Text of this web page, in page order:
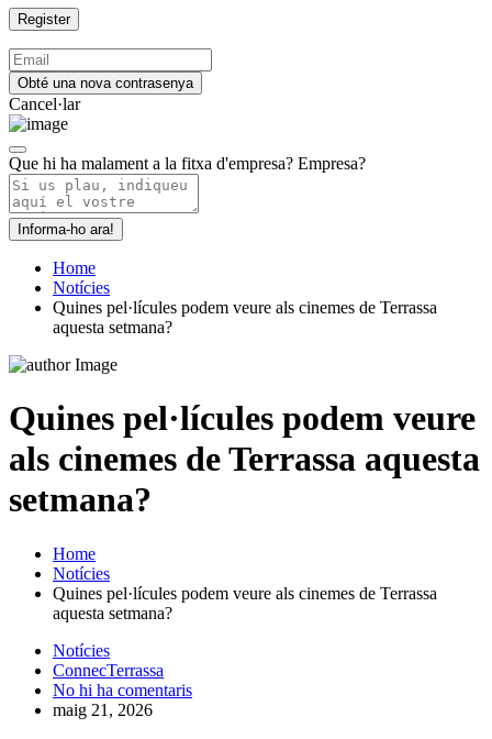
Cancel·lar
Que hi ha malament a la fitxa d'empresa? Empresa?
Informa-ho ara!
Home
Notícies
Quines pel·lícules podem veure als cinemes de Terrassa
aquesta setmana?
Quines pel·lícules podem veure
als cinemes de Terrassa aquesta
setmana?
Home
Notícies
Quines pel·lícules podem veure als cinemes de Terrassa
aquesta setmana?
Notícies
ConnecTerrassa
No hi ha comentaris
maig 21, 2026